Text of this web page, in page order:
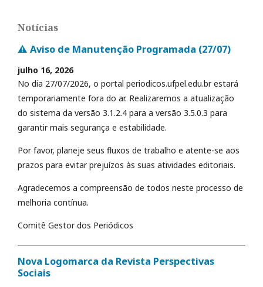
Notícias
⚠️ Aviso de Manutenção Programada (27/07)
julho 16, 2026
No dia 27/07/2026, o portal periodicos.ufpel.edu.br estará
temporariamente fora do ar. Realizaremos a atualização
do sistema da versão 3.1.2.4 para a versão 3.5.0.3 para
garantir mais segurança e estabilidade.
Por favor, planeje seus fluxos de trabalho e atente-se aos
prazos para evitar prejuízos às suas atividades editoriais.
Agradecemos a compreensão de todos neste processo de
melhoria contínua.
Comitê Gestor dos Periódicos
Nova Logomarca da Revista Perspectivas
Sociais